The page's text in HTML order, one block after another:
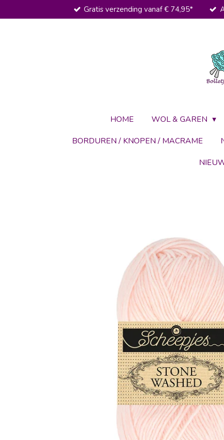
direct
Gratis verzending vanaf € 74,95*
HOME WOL & GAREN
BORDUREN / KNOPEN / MACRAME